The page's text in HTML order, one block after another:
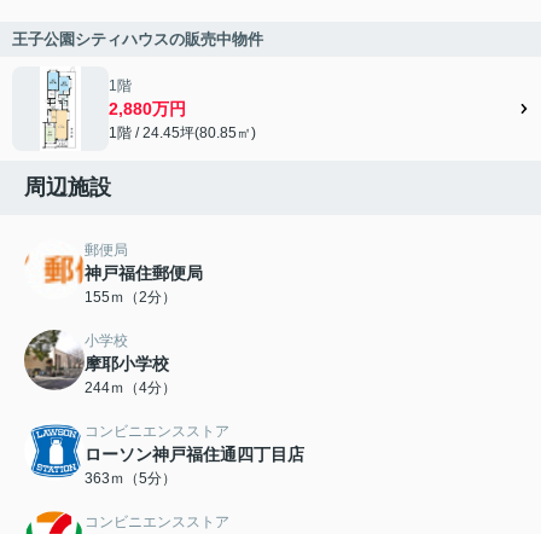
王子公園シティハウスの販売中物件
1階
2,880万円
1階 / 24.45坪(80.85㎡)
周辺施設
郵便局
神戸福住郵便局
155ｍ（2分）
小学校
摩耶小学校
244ｍ（4分）
コンビニエンスストア
ローソン神戸福住通四丁目店
363ｍ（5分）
コンビニエンスストア